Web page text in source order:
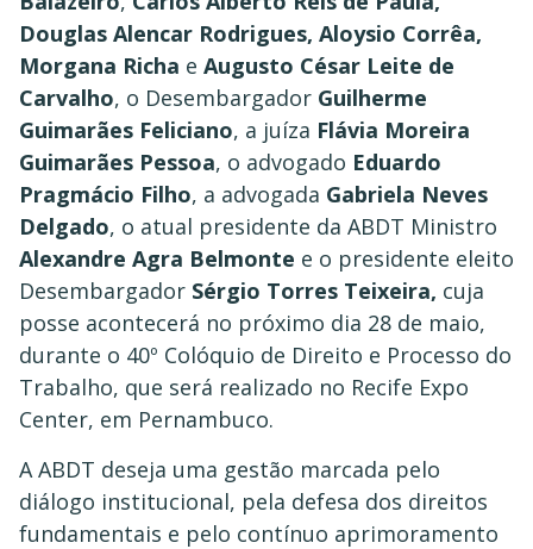
Douglas Alencar Rodrigues, Aloysio Corrêa,
Morgana Richa e Augusto César Leite de
Carvalho, o Desembargador Guilherme
Guimarães Feliciano, a juíza Flávia Moreira
Guimarães Pessoa, o advogado Eduardo
Pragmácio Filho, a advogada Gabriela Neves
Delgado, o atual presidente da ABDT Ministro
Alexandre Agra Belmonte e o presidente eleito
Desembargador Sérgio Torres Teixeira, cuja
posse acontecerá no próximo dia 28 de maio,
durante o 40º Colóquio de Direito e Processo do
Trabalho, que será realizado no Recife Expo
Center, em Pernambuco.
A ABDT deseja uma gestão marcada pelo
diálogo institucional, pela defesa dos direitos
fundamentais e pelo contínuo aprimoramento